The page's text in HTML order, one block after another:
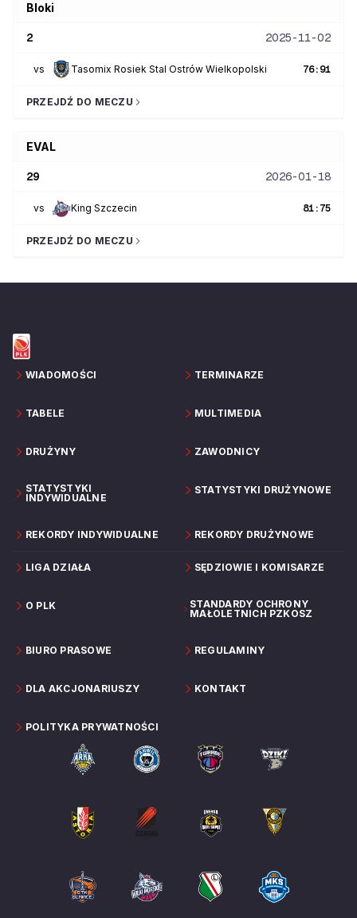
Bloki
2 2025-11-02
vs Tasomix Rosiek Stal Ostrów Wielkopolski 76: 91
PRZEJDŹ DO MECZU
EVAL
29 2026-01-18
vs King Szczecin 81 : 75
PRZEJDŹ DO MECZU
WIADOMOŚCI TERMINARZE
TABELE MULTIMEDIA
DRUŻYNY ZAWODNICY
STATYSTYKI
INDYWIDUALNE
STATYSTYKI DRUŻYNOWE
REKORDY INDYWIDUALNE REKORDY DRUŻYNOWE
LIGA DZIAŁA SĘDZIOWIE I KOMISARZE
O PLK
STANDARDY OCHRONY
MAŁOLETNICH PZKOSZ
BIURO PRASOWE REGULAMINY
DLA AKCJONARIUSZY KONTAKT
POLITYKA PRYWATNOŚCI